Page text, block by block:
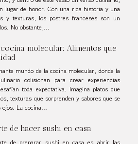
lugar de honor. Con una rica historia y una
y texturas, los postres franceses son un
No obstante,...
molecular: Alimentos que
mundo de la cocina molecular, donde la
colisionan para crear experiencias
toda expectativa. Imagina platos que
texturas que sorprenden y sabores que se
La cocina...
de hacer sushi en casa